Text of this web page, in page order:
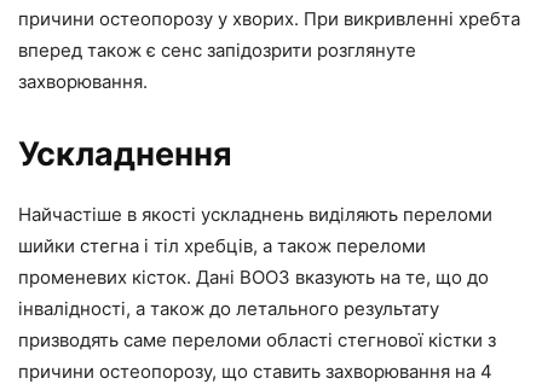
причини остеопорозу у хворих. При викривленні хребта
вперед також є сенс запідозрити розглянуте
захворювання.
Ускладнення
Найчастіше в якості ускладнень виділяють переломи
шийки стегна і тіл хребців, а також переломи
променевих кісток. Дані ВООЗ вказують на те, що до
інвалідності, а також до летального результату
призводять саме переломи області стегнової кістки з
причини остеопорозу, що ставить захворювання на 4